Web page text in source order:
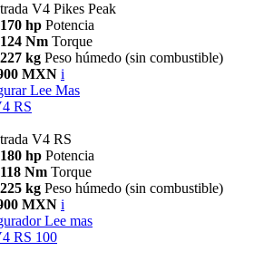
V4 Pikes Peak
170 hp Potencia
124 Nm Torque
227 kg Peso húmedo (sin combustible)
MXN i
Lee Mas
RS
V4 RS
180 hp Potencia
118 Nm Torque
225 kg Peso húmedo (sin combustible)
MXN i
Lee mas
RS 100